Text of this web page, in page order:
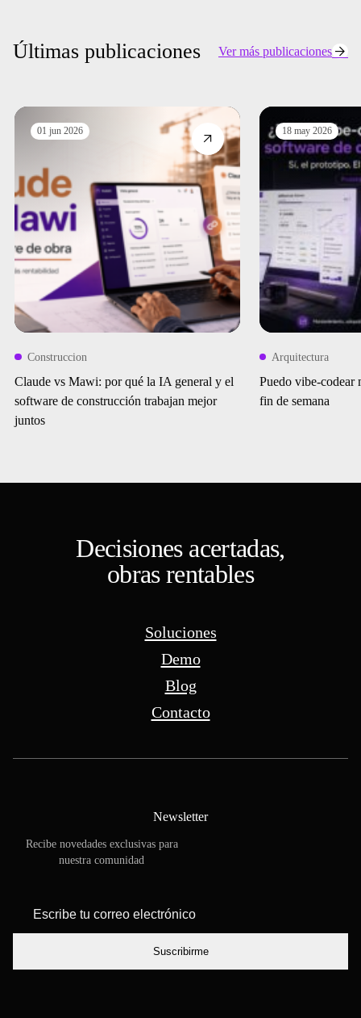
Últimas publicaciones Ver más publicaciones
01 jun 2026
Construccion
Claude vs Mawi: por qué la IA general y el
software de construcción trabajan mejor
juntos
18 may 2026
Arquitectura
Puedo vibe-
fin de semana
Decisiones acertadas,
obras rentables
Newsletter
Recibe novedades exclusivas para
nuestra comunidad
correo
Soluciones
Demo
Blog
Contacto